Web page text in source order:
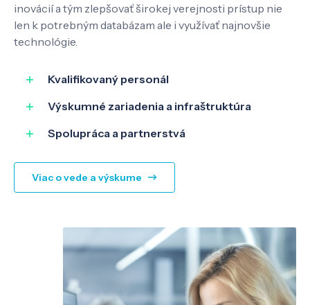
SK EN
inovácií a tým zlepšovať širokej verejnosti prístup nie
len k potrebným databázam ale i využívať najnovšie
technológie.
Kvalifikovaný personál
Výskumné zariadenia a infraštruktúra
Spolupráca a partnerstvá
Viac o vede a výskume